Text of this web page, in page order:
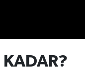
KADAR?